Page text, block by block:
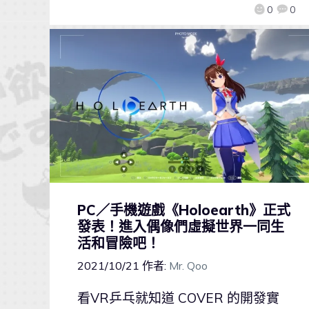
0 0
PC／手機遊戲《Holoearth》正式
發表！進入偶像們虛擬世界一同生
活和冒險吧！
2021/10/21 作者: Mr. Qoo
看VR乒乓就知道 COVER 的開發實